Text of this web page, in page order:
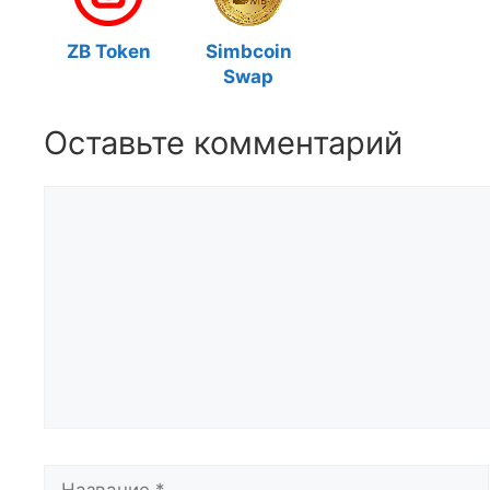
ZB Token
Simbcoin
Swap
Оставьте комментарий